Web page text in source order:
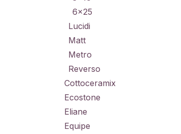
6x25
Lucidi
Matt
Metro
Reverso
Cottoceramix
Ecostone
Eliane
Equipe